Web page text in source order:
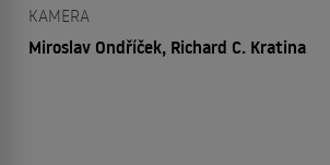
KAMERA
Miroslav Ondříček, Richard C. Kratina